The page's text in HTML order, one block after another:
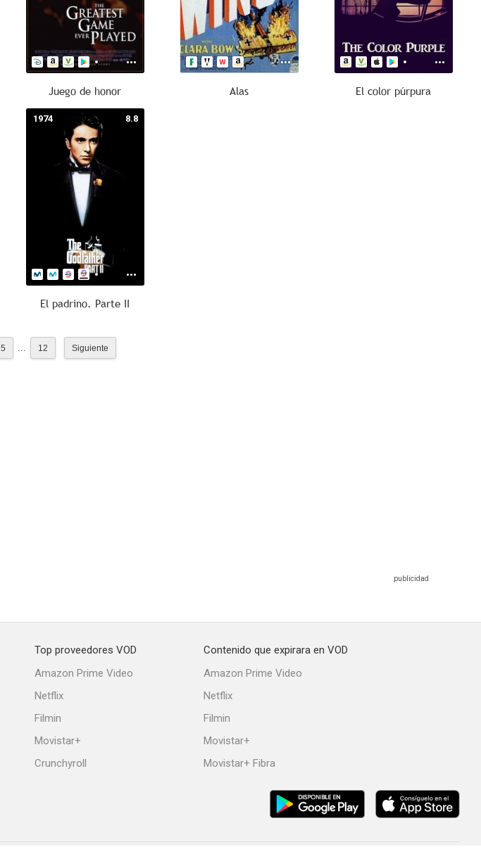
Juego de honor Alas El color púrpura
8.8
1974
El padrino. Parte II
5 ... 12 Siguiente
Top proveedores VOD
Amazon Prime Video
Netflix
Filmin
Movistar+
Crunchyroll
Contenido que expirara en VOD
Amazon Prime Video
Netflix
Filmin
Movistar+
Movistar+ Fibra